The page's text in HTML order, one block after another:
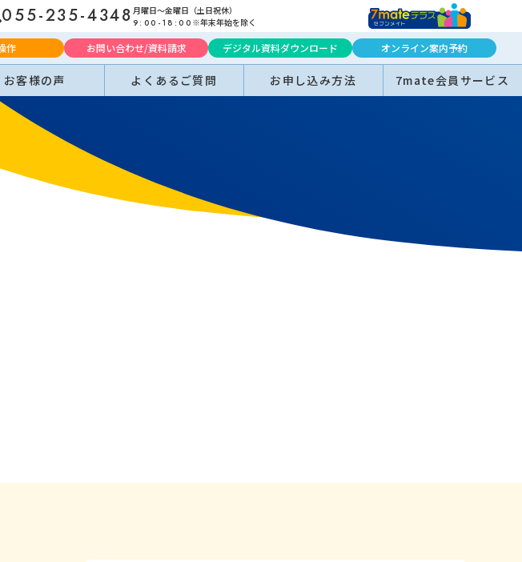
055-235-4348 月曜日～金曜日（土日祝休）
9:00-18:00 ※年末年始を除く
作 お問い合わせ/資料請求 デジタル資料ダウンロード オンライン案内予約
お客様の声 よくあるご質問 お申し込み方法 7mate会員サービス